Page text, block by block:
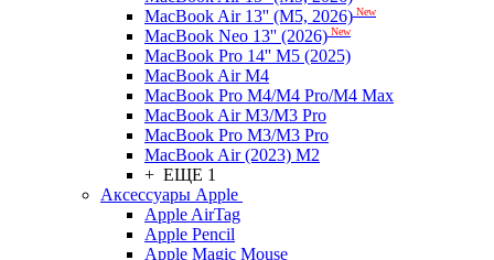
MacBook Air 13'' (M5, 2026) New
MacBook Neo 13'' (2026) New
MacBook Pro 14'' M5 (2025)
MacBook Air M4
MacBook Pro M4/M4 Pro/M4 Max
MacBook Air M3/M3 Pro
MacBook Pro M3/M3 Pro
MacBook Air (2023) M2
+ ЕЩЕ 1
Аксессуары Apple
Apple AirTag
Apple Pencil
Apple Magic Mouse